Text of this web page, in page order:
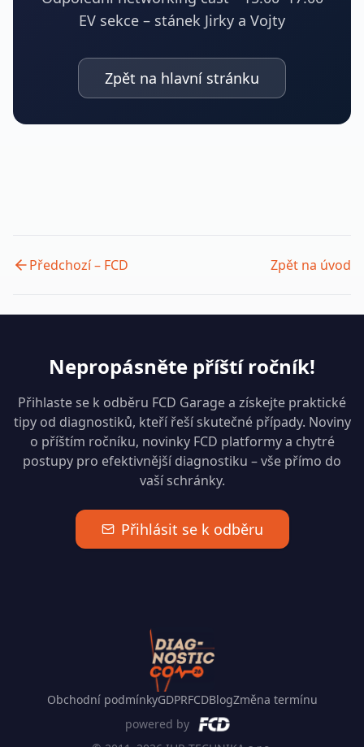
EV sekce – stánek Jirky a Vojty
Zpět na hlavní stránku
Předchozí – FCD Zpět na úvod
Nepropásněte příští ročník!
Přihlaste se k odběru FCD Garage a získejte praktické
tipy od diagnostiků, kteří řeší skutečné případy. Noviny
o příštím ročníku, novinky FCD platformy a chytré
postupy pro efektivnější diagnostiku – vše přímo do
vaší schránky.
Přihlásit se k odběru
Obchodní podmínkyGDPRFCDBlogZměna termínu
powered by